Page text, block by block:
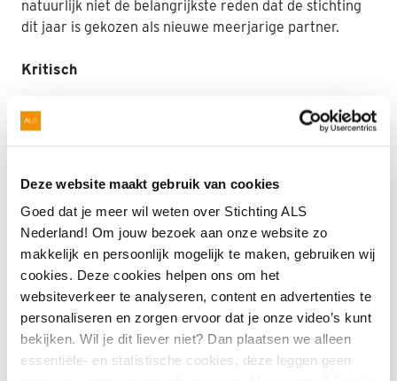
Deze website maakt gebruik van cookies
Goed dat je meer wil weten over Stichting ALS
Nederland! Om jouw bezoek aan onze website zo
makkelijk en persoonlijk mogelijk te maken, gebruiken wij
cookies. Deze cookies helpen ons om het
websiteverkeer te analyseren, content en advertenties te
personaliseren en zorgen ervoor dat je onze video’s kunt
bekijken. Wil je dit liever niet? Dan plaatsen we alleen
essentiële- en statistische cookies, deze leggen geen
natuurlijk niet de belangrijkste reden dat de stichting
dit jaar is gekozen als nieuwe meerjarige partner.
Kritisch
“We zijn heel kritisch,” legt Marieke uit, “en negentig
procent van alle aanvragen wijzen we af.” Bij Stichting
een belangrijke aanvulling op het pakket
gezondheidsdoelen dat we al steunen. De stichting is
de afgelopen jaren op eigen kracht heel hard gegroeid,
zowel financieel als qua bekendheid. Daarbij hebben ze
veel steun gekregen van een grote en hele
gevarieerde groep donateurs en sympathisanten uit
alle lagen van de samenleving. Dat vinden wij heel
belangrijk want het is voor ons een bewijs dat het
Nederlandse publiek, en dus ook onze deelnemers, de
stichting een warm hart toedraagt.”